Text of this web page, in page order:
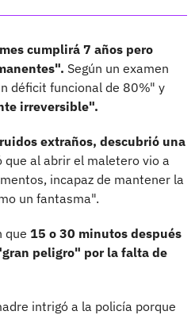
cumplirá 7 años pero
Según un examen
déficit funcional de 80%" y
irreversible".
extraños, descubrió una
que al abrir el maletero vio a
incapaz de mantener la
un fantasma".
que 15 o 30 minutos después
peligro" por la falta de
intrigó a la policía porque